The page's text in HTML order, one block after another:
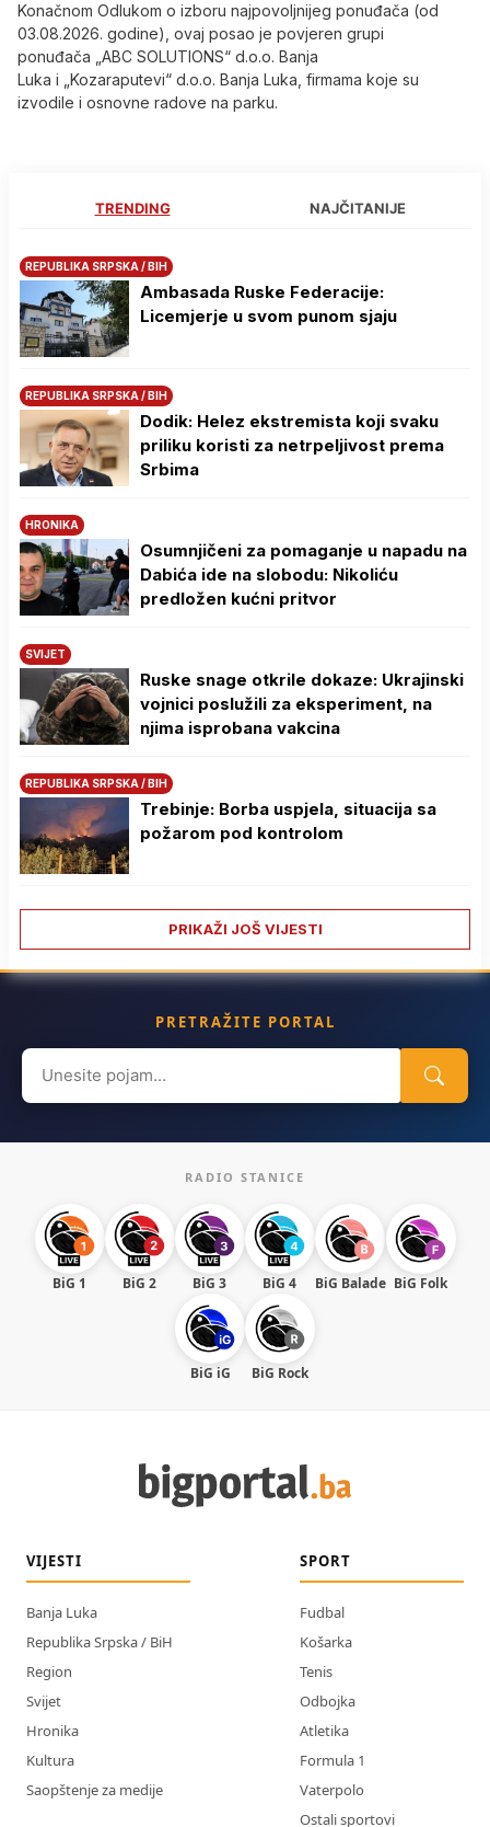
Konačnom Odlukom o izboru najpovoljnijeg ponuđača (od
03.08.2026. godine), ovaj posao je povjeren grupi
ponuđača „ABC SOLUTIONS“ d.o.o. Banja
Luka i „Kozaraputevi“ d.o.o. Banja Luka, firmama koje su
izvodile i osnovne radove na parku.
TRENDING NAJČITANIJE
REPUBLIKA SRPSKA / BIH
Ambasada Ruske Federacije:
Licemjerje u svom punom sjaju
REPUBLIKA SRPSKA / BIH
Dodik: Helez ekstremista koji svaku
priliku koristi za netrpeljivost prema
Srbima
HRONIKA
Osumnjičeni za pomaganje u napadu na
Dabića ide na slobodu: Nikoliću
predložen kućni pritvor
SVIJET
Ruske snage otkrile dokaze: Ukrajinski
vojnici poslužili za eksperiment, na
njima isprobana vakcina
REPUBLIKA SRPSKA / BIH
Trebinje: Borba uspjela, situacija sa
požarom pod kontrolom
PRIKAŽI JOŠ VIJESTI
PRETRAŽITE PORTAL
Search
for:
RADIO STANICE
BiG 1 BiG 2 BiG 3 BiG 4 BiG Balade BiG Folk
BiG iG BiG Rock
VIJESTI
Banja Luka
Republika Srpska / BiH
Region
Svijet
Hronika
Kultura
Saopštenje za medije
SPORT
Fudbal
Košarka
Tenis
Odbojka
Atletika
Formula 1
Vaterpolo
Ostali sportovi